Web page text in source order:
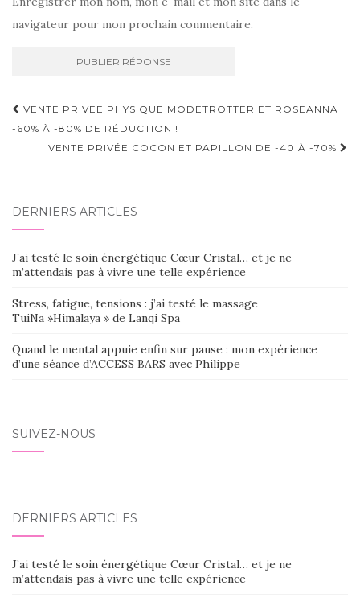
navigateur pour mon prochain commentaire.
Navigation
d'article
VENTE PRIVEE PHYSIQUE MODETROTTER ET ROSEANNA
-60% À -80% DE RÉDUCTION !
VENTE PRIVÉE COCON ET PAPILLON DE -40 À -70%
DERNIERS ARTICLES
J’ai testé le soin énergétique Cœur Cristal… et je ne
m’attendais pas à vivre une telle expérience
Stress, fatigue, tensions : j’ai testé le massage
TuiNa »Himalaya » de Lanqi Spa
Quand le mental appuie enfin sur pause : mon expérience
d’une séance d’ACCESS BARS avec Philippe
SUIVEZ-NOUS
DERNIERS ARTICLES
J’ai testé le soin énergétique Cœur Cristal… et je ne
m’attendais pas à vivre une telle expérience